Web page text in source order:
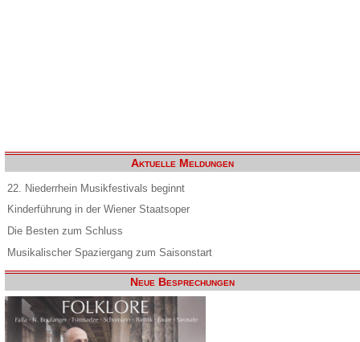
Aktuelle Meldungen
22. Niederrhein Musikfestivals beginnt
Kinderführung in der Wiener Staatsoper
Die Besten zum Schluss
Musikalischer Spaziergang zum Saisonstart
Neue Besprechungen